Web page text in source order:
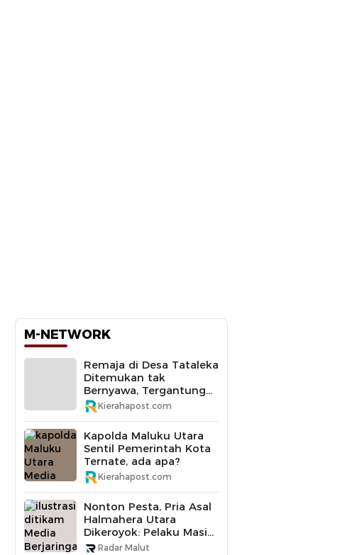
M-NETWORK
Remaja di Desa Tataleka
Ditemukan tak
Bernyawa, Tergantung
di Pohon Mangga
Kierahapost.com
Kapolda Maluku Utara
Sentil Pemerintah Kota
Ternate, ada apa?
Kierahapost.com
Nonton Pesta, Pria Asal
Halmahera Utara
Dikeroyok: Pelaku Masih
Buron
Radar Malut